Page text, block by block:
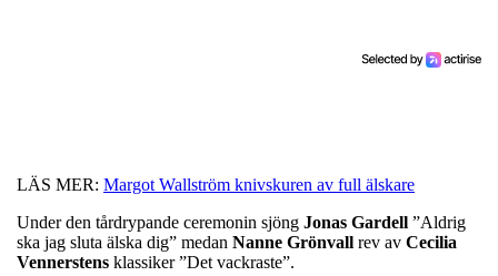
LÄS MER: Margot Wallström knivskuren av full älskare
Under den tårdrypande ceremonin sjöng Jonas Gardell ”Aldrig
ska jag sluta älska dig” medan Nanne Grönvall rev av Cecilia
Vennerstens klassiker ”Det vackraste”.